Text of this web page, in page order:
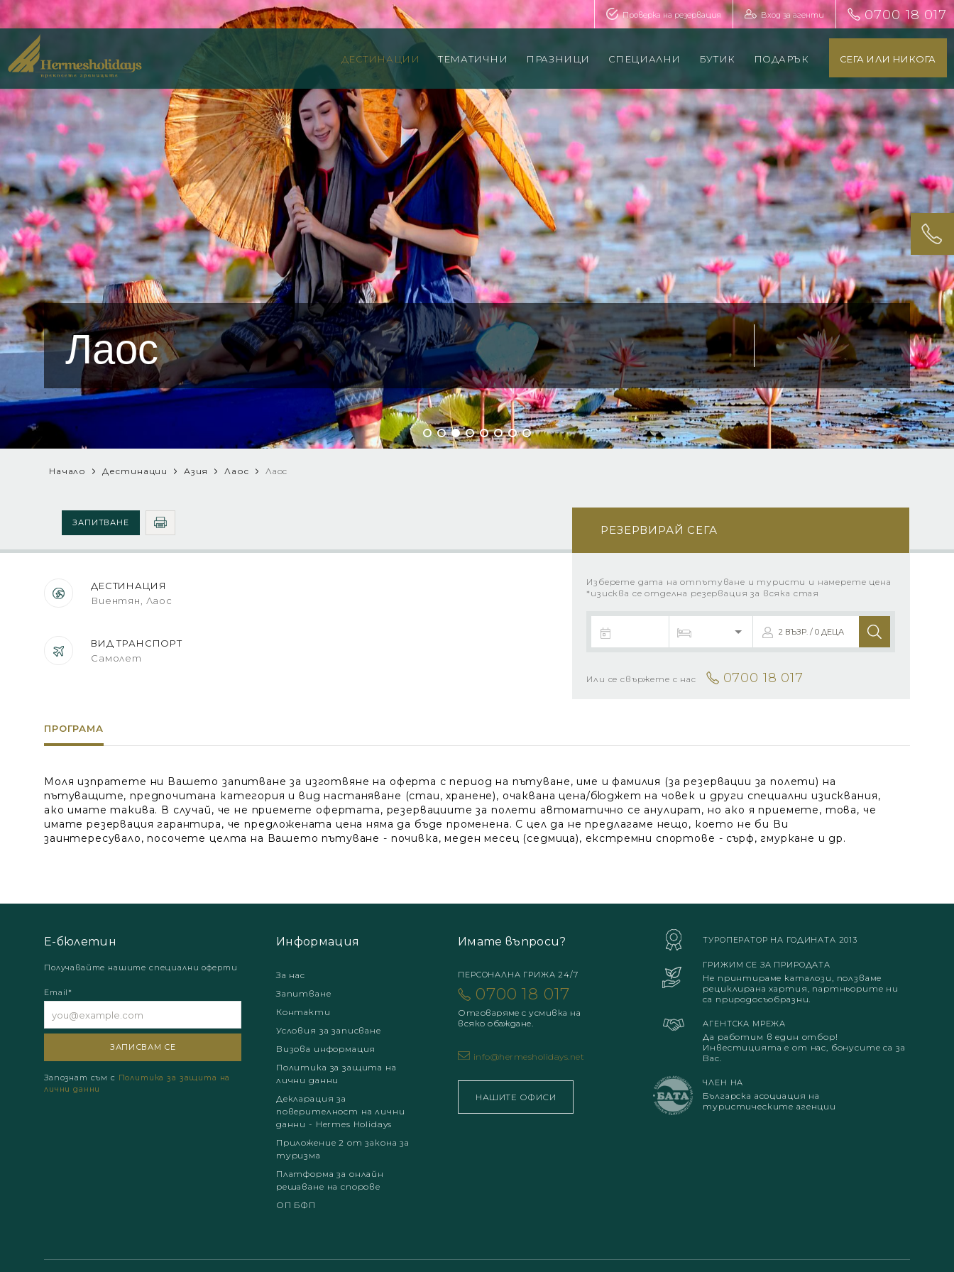
0700 18 017
Вход за агенти
Проверка на резервация
СЕГА ИЛИ НИКОГА
ДЕСТИНАЦИИ ТЕМАТИЧНИ ПРАЗНИЦИ СПЕЦИАЛНИ БУТИК ПОДАРЪК
Лаос
Начало Дестинации Азия Лаос Лаос
ЗАПИТВАНЕ
ДЕСТИНАЦИЯ
Виентян, Лаос
ВИД ТРАНСПОРТ
Самолет
РЕЗЕРВИРАЙ СЕГА
Изберете дата на отпътуване и туристи и намерете цена
*изисква се отделна резервация за всяка стая
2 ВЪЗР. / 0 ДЕЦА
Или се свържете с нас 0700 18 017
ПРОГРАМА
Моля изпратете ни Вашето запитване за изготвяне на оферта с период на пътуване, име и фамилия (за резервации за полети) на
пътуващите, предпочитана категория и вид настаняване (стаи, хранене), очаквана цена/бюджет на човек и други специални изисквания,
ако имате такива. В случай, че не приемете офертата, резервациите за полети автоматично се анулират, но ако я приемете, това, че
имате резервация гарантира, че предложената цена няма да бъде променена. С цел да не предлагаме нещо, което не би Ви
заинтересувало, посочете целта на Вашето пътуване - почивка, меден месец (седмица), екстремни спортове - сърф, гмуркане и др.
Е-бюлетин
Получавайте нашите специални оферти
Email*
Запознат съм с Политика за защита на
лични данни
Информация
За нас
Запитване
Контакти
Условия за записване
Визова информация
Политика за защита на
лични данни
Декларация за
поверителност на лични
данни - Hermes Holidays
Приложение 2 от закона за
туризма
Платформа за онлайн
решаване на спорове
ОП БФП
Имате въпроси?
ПЕРСОНАЛНА ГРИЖА 24/7
0700 18 017
Отговаряме с усмивка на
всяко обаждане.
info@hermesholidays.net
НАШИТЕ ОФИСИ
ТУРОПЕРАТОР НА ГОДИНАТА 2013
ГРИЖИМ СЕ ЗА ПРИРОДАТА
Не принтираме каталози, ползваме
рециклирана хартия, партньорите ни
са природосъобразни.
АГЕНТСКА МРЕЖА
Да работим в един отбор!
Инвестицията е от нас, бонусите са за
Вас.
ЧЛЕН НА
Българска асоциация на
туристическите агенции